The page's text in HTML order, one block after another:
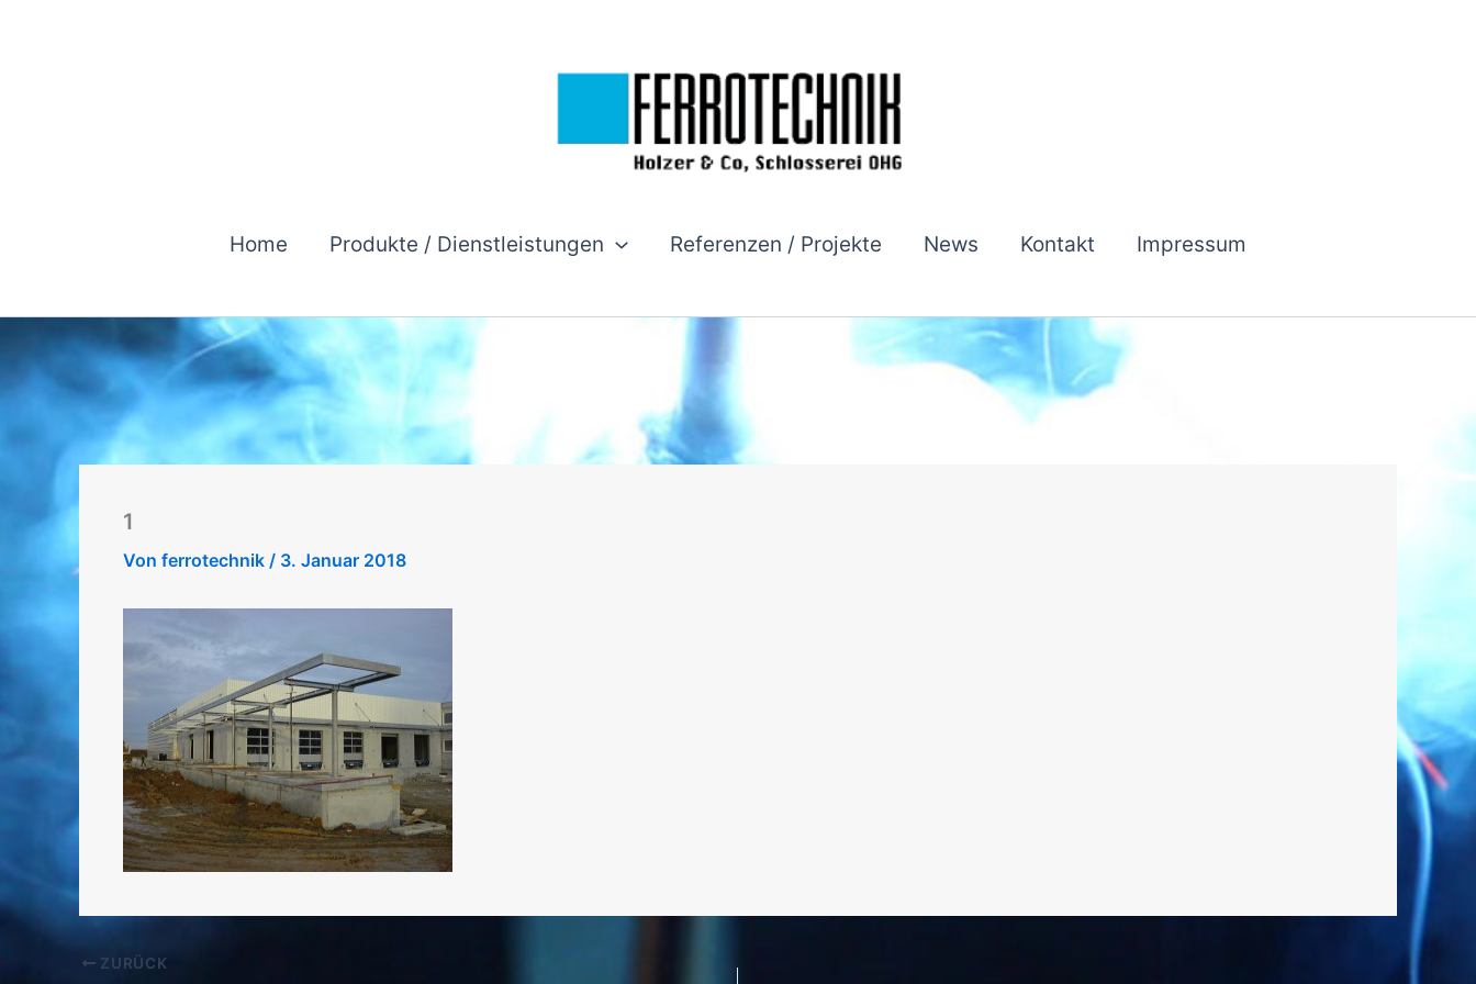
Home Produkte / Dienstleistungen Referenzen / Projekte News Kontakt Impressum
1
Von ferrotechnik / 3. Januar 2018
ZURÜCK